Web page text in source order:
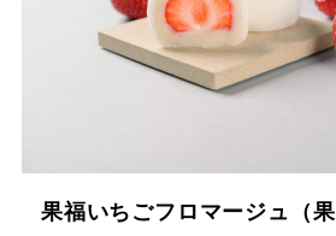
果福いちごフロマージュ（果